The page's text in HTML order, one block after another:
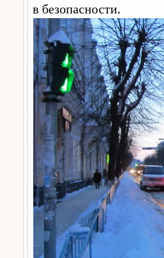
в безопасности.